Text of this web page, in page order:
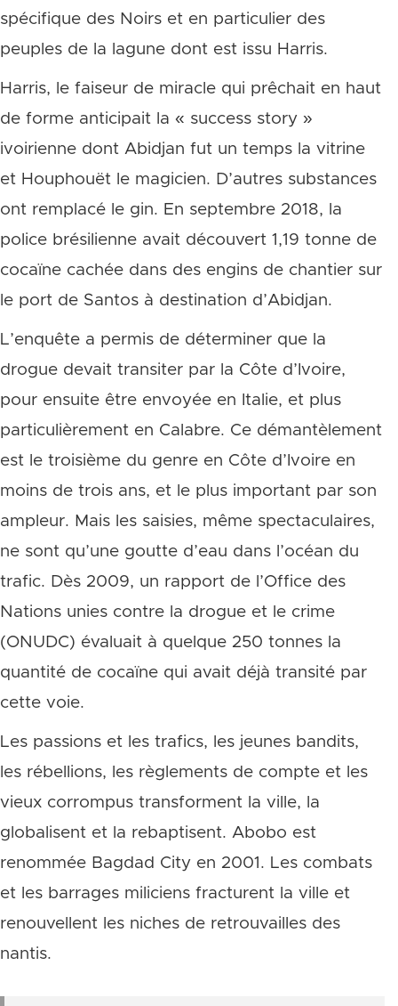
spécifique des Noirs et en particulier des
peuples de la lagune dont est issu Harris.
Harris, le faiseur de miracle qui prêchait en haut
de forme anticipait la « success story »
ivoirienne dont Abidjan fut un temps la vitrine
et Houphouët le magicien. D’autres substances
ont remplacé le gin. En septembre 2018, la
police brésilienne avait découvert 1,19 tonne de
cocaïne cachée dans des engins de chantier sur
le port de Santos à destination d’Abidjan.
L’enquête a permis de déterminer que la
drogue devait transiter par la Côte d’Ivoire,
pour ensuite être envoyée en Italie, et plus
particulièrement en Calabre. Ce démantèlement
est le troisième du genre en Côte d’Ivoire en
moins de trois ans, et le plus important par son
ampleur. Mais les saisies, même spectaculaires,
ne sont qu’une goutte d’eau dans l’océan du
trafic. Dès 2009, un rapport de l’Office des
Nations unies contre la drogue et le crime
(ONUDC) évaluait à quelque 250 tonnes la
quantité de cocaïne qui avait déjà transité par
cette voie.
Les passions et les trafics, les jeunes bandits,
les rébellions, les règlements de compte et les
vieux corrompus transforment la ville, la
globalisent et la rebaptisent. Abobo est
renommée Bagdad City en 2001. Les combats
et les barrages miliciens fracturent la ville et
renouvellent les niches de retrouvailles des
nantis.